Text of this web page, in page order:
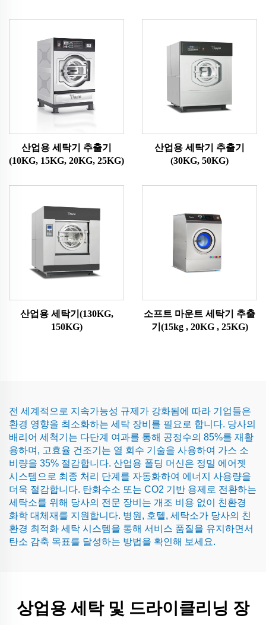
산업용 세탁기 추출기
(10KG, 15KG, 20KG, 25KG)
산업용 세탁기 추출기
(30KG, 50KG)
산업용 세탁기(130KG,
150KG)
소프트 마운트 세탁기 추출
기(15kg , 20KG , 25KG)
전 세계적으로 지속가능성 규제가 강화됨에 따라 기업들은
환경 영향을 최소화하는 세탁 장비를 필요로 합니다. 당사의
배리어 세척기는 다단계 여과를 통해 공정수의 85%를 재활
용하며, 고효율 건조기는 열 회수 기술을 사용하여 가스 소
비량을 35% 절감합니다. 산업용 폴딩 머신은 정밀 에어젯
시스템으로 최종 처리 단계를 자동화하여 에너지 사용량을
더욱 절감합니다. 탄화수소 또는 CO2 기반 용제로 전환하는
세탁소를 위해 당사의 전문 장비는 개조 비용 없이 친환경
화학 대체재를 지원합니다. 병원, 호텔, 세탁소가 당사의 친
환경 최적화 세탁 시스템을 통해 서비스 품질을 유지하면서
탄소 감축 목표를 달성하는 방법을 확인해 보세요.
상업용 세탁 및 드라이클리닝 장